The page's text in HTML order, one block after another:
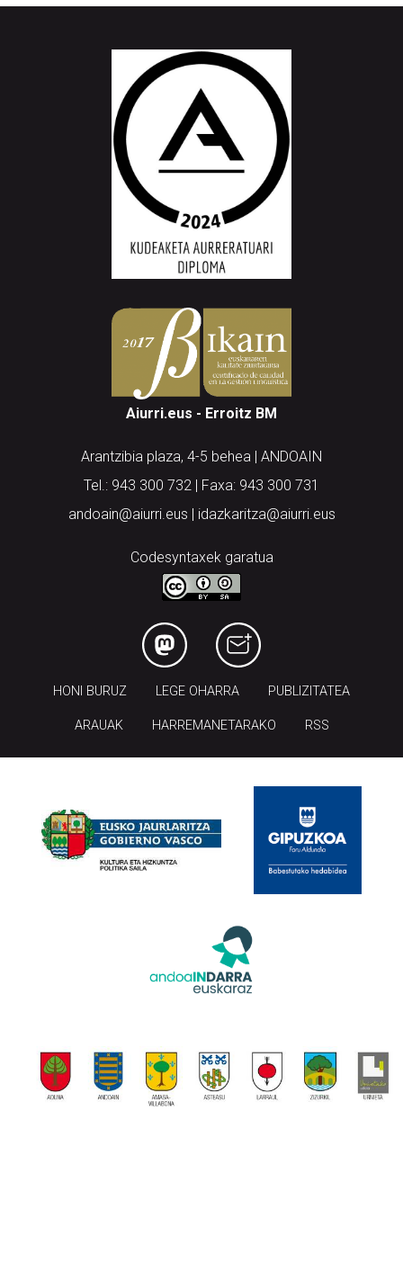
Aiurri.eus - Erroitz BM
Arantzibia plaza, 4-5 behea | ANDOAIN
Tel.: 943 300 732 | Faxa: 943 300 731
andoain@aiurri.eus | idazkaritza@aiurri.eus
Codesyntaxek garatua
HONI BURUZ LEGE OHARRA PUBLIZITATEA
ARAUAK HARREMANETARAKO RSS